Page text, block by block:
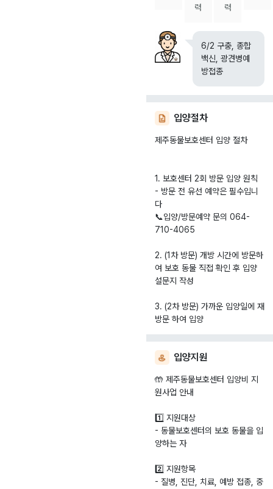
력
력
6/2 구충, 종합
백신, 광견병예
방접종
입양절차
제주동물보호센터 입양 절차
1. 보호센터 2회 방문 입양 원칙
- 방문 전 유선 예약은 필수입니
다
📞입양/방문예약 문의 064-
710-4065
2. (1차 방문) 개방 시간에 방문하
여 보호 동물 직접 확인 후 입양
설문지 작성
3. (2차 방문) 가까운 입양일에 재
입양지원
🤲 제주동물보호센터 입양비 지
원사업 안내
1️⃣ 지원대상
- 동물보호센터의 보호 동물을 입
양하는 자
2️⃣ 지원항목
- 질병, 진단, 치료, 예방 접종, 중